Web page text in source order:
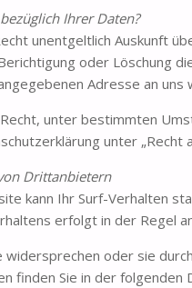
Ihrer Daten?
unentgeltlich Auskunft
oder Löschung
Adresse an
unter bestimmten
unter „Recht
Drittanbietern
kann Ihr Surf-Verhalten
erfolgt in der Regel
widersprechen oder sie
finden Sie in der folgenden